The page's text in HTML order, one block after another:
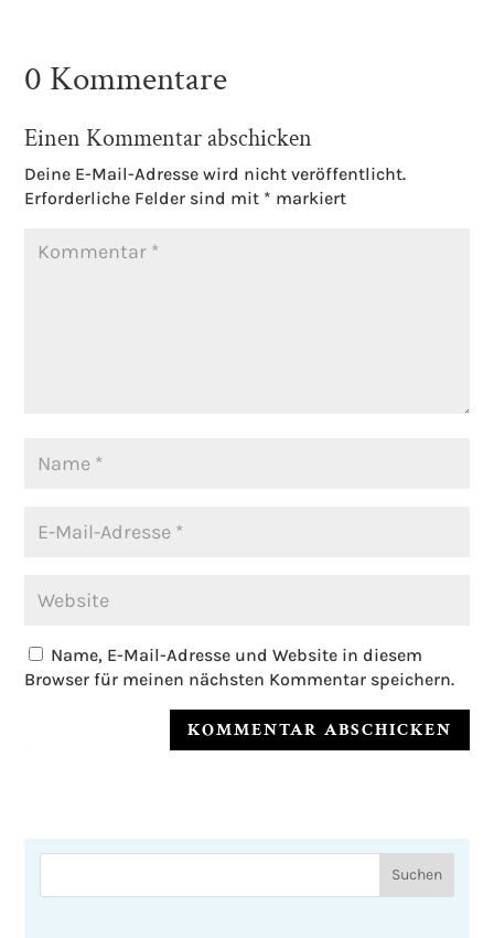
0 Kommentare
Einen Kommentar abschicken
Deine E-Mail-Adresse wird nicht veröffentlicht.
Erforderliche Felder sind mit * markiert
Name, E-Mail-Adresse und Website in diesem
Browser für meinen nächsten Kommentar speichern.
KOMMENTAR ABSCHICKEN